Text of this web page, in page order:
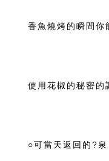
香魚燒烤的瞬間你
使用花椒的秘密的
○可當天返回的?